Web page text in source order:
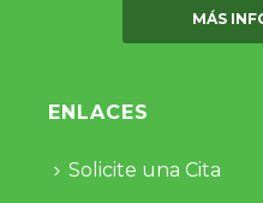
MÁS
ENLACES
Solicite una Cita